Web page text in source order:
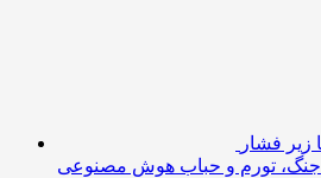
زیر فشار
جنگ، تورم و حباب هوش مصنوعی